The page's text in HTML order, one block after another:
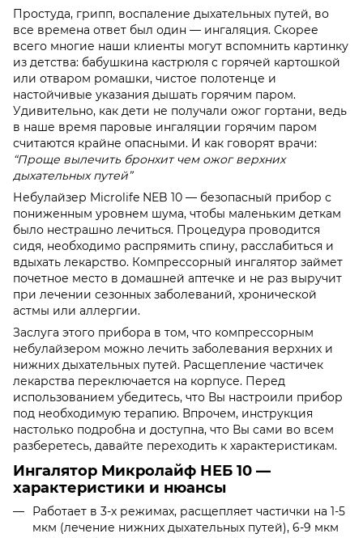
Простуда, грипп, воспаление дыхательных путей, во
все времена ответ был один — ингаляция. Скорее
всего многие наши клиенты могут вспомнить картинку
из детства: бабушкина кастрюля с горячей картошкой
или отваром ромашки, чистое полотенце и
настойчивые указания дышать горячим паром.
Удивительно, как дети не получали ожог гортани, ведь
в наше время паровые ингаляции горячим паром
считаются крайне опасными. И как говорят врачи:
“Проще вылечить бронхит чем ожог верхних
дыхательных путей”
Небулайзер Microlife NEB 10 — безопасный прибор с
пониженным уровнем шума, чтобы маленьким деткам
было нестрашно лечиться. Процедура проводится
сидя, необходимо распрямить спину, расслабиться и
вдыхать лекарство. Компрессорный ингалятор займет
почетное место в домашней аптечке и не раз выручит
при лечении сезонных заболеваний, хронической
астмы или аллергии.
Заслуга этого прибора в том, что компрессорным
небулайзером можно лечить заболевания верхних и
нижних дыхательных путей. Расщепление частичек
лекарства переключается на корпусе. Перед
использованием убедитесь, что Вы настроили прибор
под необходимую терапию. Впрочем, инструкция
настолько подробна и доступна, что Вы сами во всем
разберетесь, давайте переходить к характеристикам.
Ингалятор Микролайф НЕБ 10 —
характеристики и нюансы
Работает в 3-х режимах, расщепляет частички на 1-5
мкм (лечение нижних дыхательных путей), 6-9 мкм